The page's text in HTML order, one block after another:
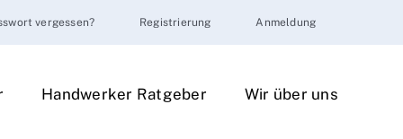
vergessen? Registrierung Anmeldung
Handwerker Ratgeber Wir über uns